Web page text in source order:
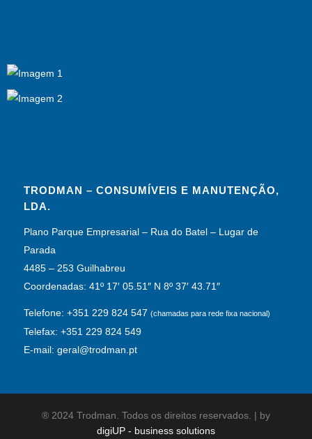
TRODMAN – CONSUMÍVEIS E MANUTENÇÃO,
LDA.
Plano Parque Empresarial – Rua do Batel – Lugar de
Parada
4485 – 253 Guilhabreu
Coordenadas: 41º 17′ 05.51″ N 8º 37′ 43.71″
Telefone: +351 229 824 547(chamadas para rede fixa nacional)
Telefax: +351 229 824 549
E-mail: geral@trodman.pt
® 2024 Trodman. Todos os direitos reservados. | by
digiUP - business solutions